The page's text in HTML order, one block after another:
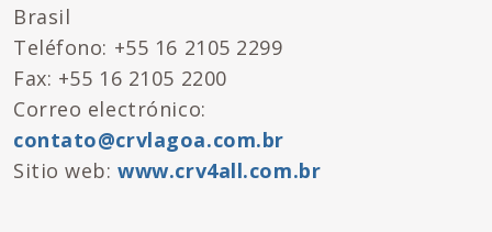
Brasil
Teléfono: +55 16 2105 2299
Fax: +55 16 2105 2200
Correo electrónico:
contato@crvlagoa.com.br
Sitio web:www.crv4all.com.br